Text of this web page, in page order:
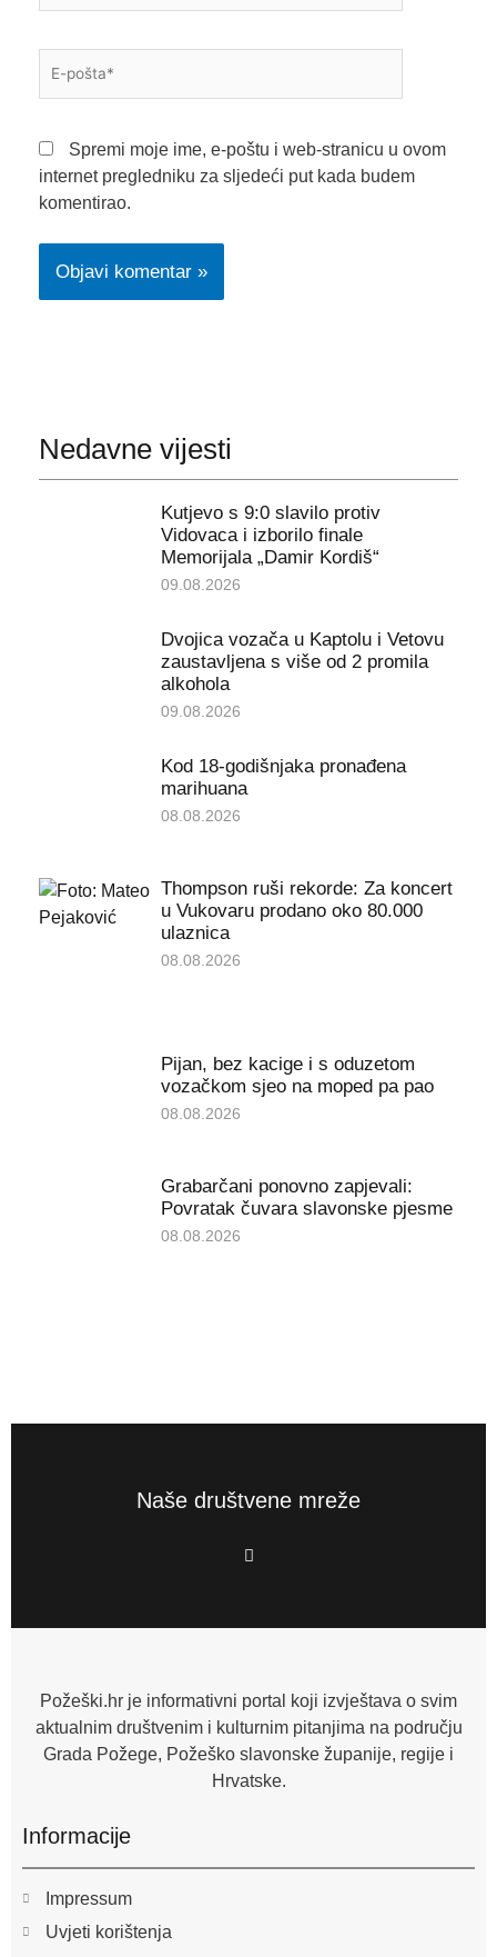
pošta*
Spremi moje ime, e-poštu i web-stranicu u ovom
internet pregledniku za sljedeći put kada budem
komentirao.
Nedavne vijesti
Kutjevo s 9:0 slavilo protiv
Vidovaca i izborilo finale
Memorijala „Damir Kordiš“
09.08.2026
Dvojica vozača u Kaptolu i Vetovu
zaustavljena s više od 2 promila
alkohola
09.08.2026
Kod 18-godišnjaka pronađena
marihuana
08.08.2026
Thompson ruši rekorde: Za koncert
u Vukovaru prodano oko 80.000
ulaznica
08.08.2026
Pijan, bez kacige i s oduzetom
vozačkom sjeo na moped pa pao
08.08.2026
Grabarčani ponovno zapjevali:
Povratak čuvara slavonske pjesme
08.08.2026
Naše društvene mreže
F
a
o
f
Požeški.hr je informativni portal koji izvještava o svim
aktualnim društvenim i kulturnim pitanjima na području
Grada Požege, Požeško slavonske županije, regije i
Hrvatske.
Informacije
Impressum
Uvjeti korištenja